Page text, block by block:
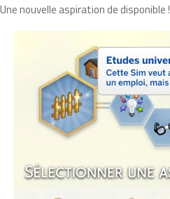
Une nouvelle aspiration de disponible !